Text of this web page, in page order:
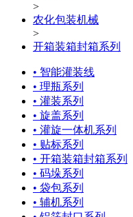
>
农化包装机械
>
开箱装箱封箱系列
• 智能灌装线
• 理瓶系列
• 灌装系列
• 旋盖系列
• 灌旋一体机系列
• 贴标系列
• 开箱装箱封箱系列
• 码垛系列
• 袋包系列
• 辅机系列